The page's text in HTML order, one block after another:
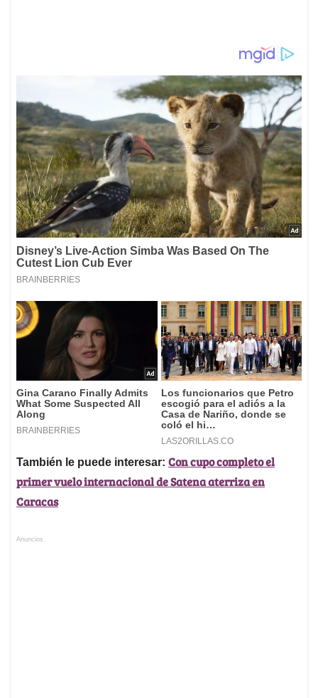
También le puede interesar: Con cupo completo el
primer vuelo internacional de Satena aterriza en
Caracas
Anuncios.